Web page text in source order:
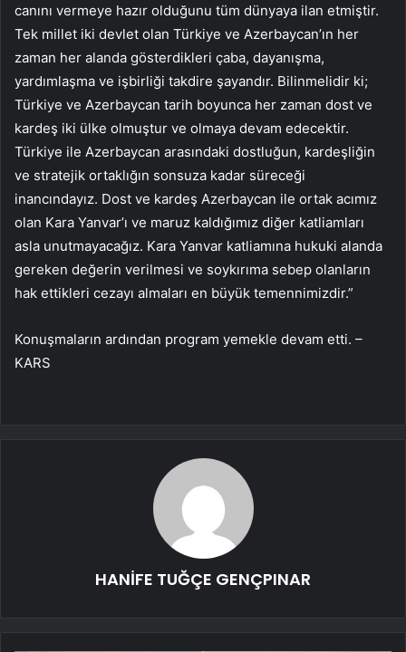
canını vermeye hazır olduğunu tüm dünyaya ilan etmiştir.
Tek millet iki devlet olan Türkiye ve Azerbaycan’ın her
zaman her alanda gösterdikleri çaba, dayanışma,
yardımlaşma ve işbirliği takdire şayandır. Bilinmelidir ki;
Türkiye ve Azerbaycan tarih boyunca her zaman dost ve
kardeş iki ülke olmuştur ve olmaya devam edecektir.
Türkiye ile Azerbaycan arasındaki dostluğun, kardeşliğin
ve stratejik ortaklığın sonsuza kadar süreceği
inancındayız. Dost ve kardeş Azerbaycan ile ortak acımız
olan Kara Yanvar’ı ve maruz kaldığımız diğer katliamları
asla unutmayacağız. Kara Yanvar katliamına hukuki alanda
gereken değerin verilmesi ve soykırıma sebep olanların
hak ettikleri cezayı almaları en büyük temennimizdir.”
Konuşmaların ardından program yemekle devam etti. –
KARS
HANİFE TUĞÇE GENÇPINAR